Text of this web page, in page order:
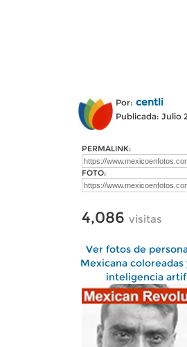
Por: centli
Publicada: Julio
PERMALINK:
FOTO:
4,086 visitas
Ver fotos de
Mexicana
inteligencia